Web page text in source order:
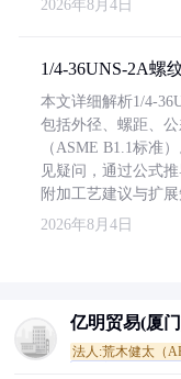
2026年8月4日
1/4-36UNS-2A螺
本文详细解析1/4-
包括外径、螺距、
（ASME B1.1标准
见疑问，通过公式
附加工艺建议与扩展
2026年8月4日
亿明贸易(厦
法人:荒木健太（